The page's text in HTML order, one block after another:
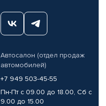
Автосалон (отдел продаж
автомобилей)
+7 949 503-45-55
Пн-Пт с 09.00 до 18.00, Сб с
9.00 до 15.00